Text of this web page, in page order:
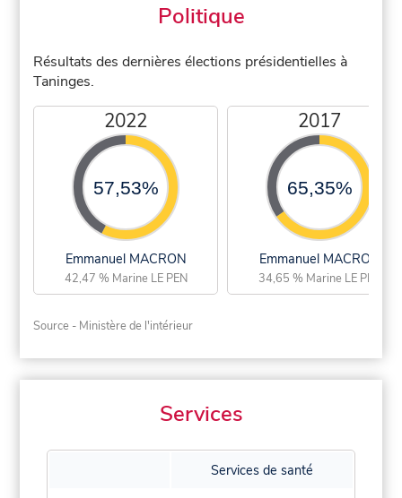
Politique
Résultats des dernières élections présidentielles à
Taninges.
2022
57,53%
Emmanuel MACRON
42,47 % Marine LE PEN
2017
65,35%
Emmanuel MACRON
34,65 % Marine LE PEN
Source - Ministère de l'intérieur
Services
Services de santé